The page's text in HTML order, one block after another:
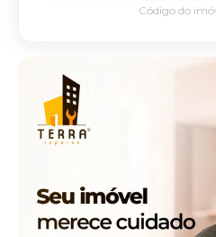
Código do